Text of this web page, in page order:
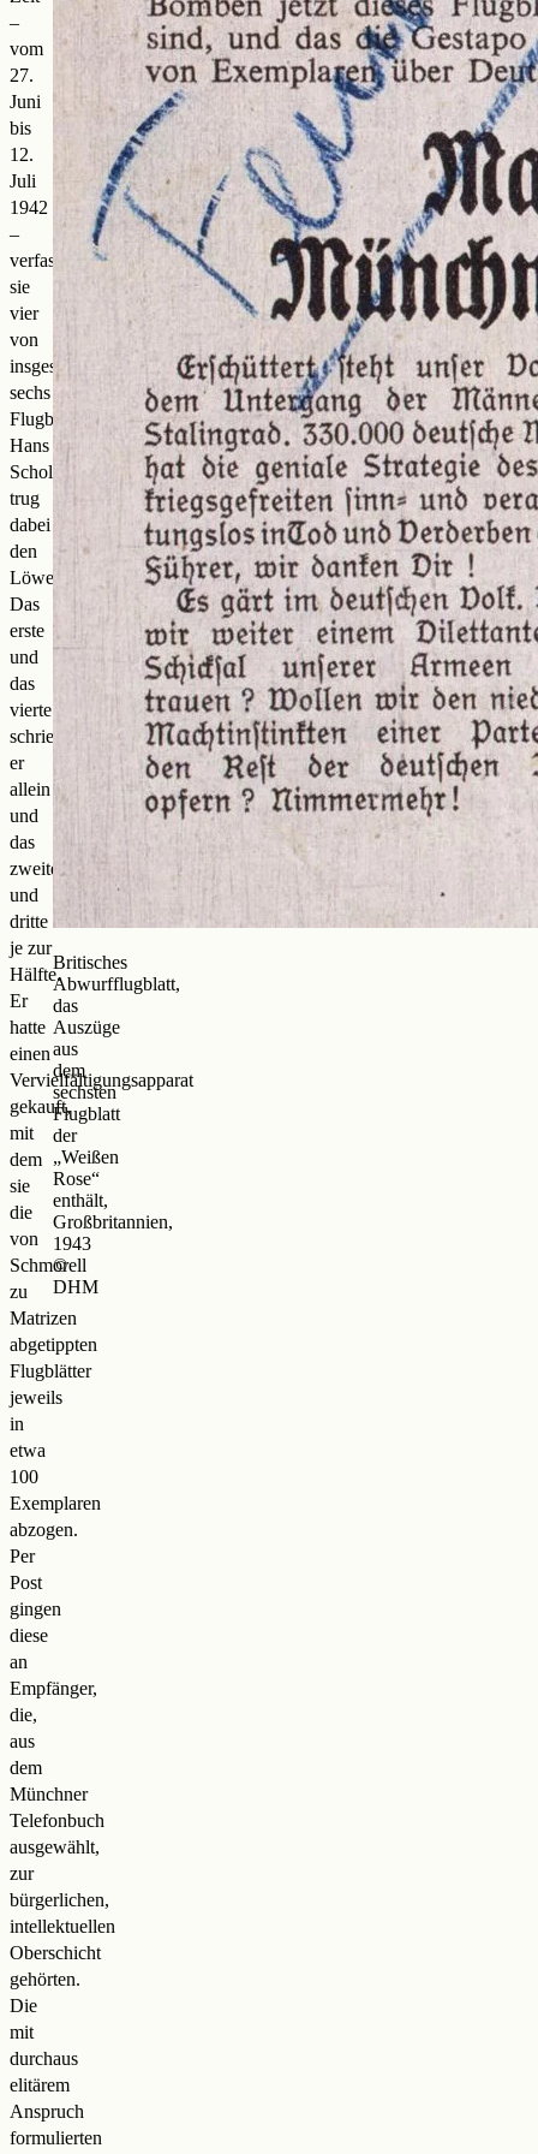
–
vom
27.
Juni
bis
12.
Juli
1942
–
verfassten
sie
vier
von
insgesamt
sechs
Flugblättern.
Hans
Scholl
trug
dabei
den
Löwenanteil:
Das
erste
und
das
vierte
schrieb
er
allein
und
das
zweite
und
dritte
je zur
Hälfte.
Er
hatte
einen
Vervielfältigungsapparat
gekauft,
mit
dem
sie
die
von
Schmorell
zu
Matrizen
abgetippten
Flugblätter
jeweils
in
etwa
100
Exemplaren
abzogen.
Per
Post
gingen
diese
an
Empfänger,
die,
aus
dem
Münchner
Telefonbuch
ausgewählt,
zur
bürgerlichen,
intellektuellen
Oberschicht
gehörten.
Die
mit
durchaus
elitärem
Anspruch
formulierten
Britisches
Abwurfflugblatt,
das
Auszüge
aus
dem
sechsten
Flugblatt
der
„Weißen
Rose“
enthält,
Großbritannien,
1943
©
DHM